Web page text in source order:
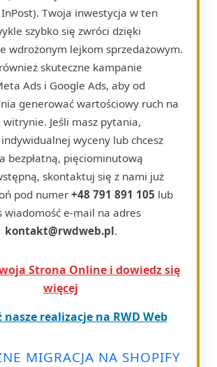
Twoja inwestycja w ten
szybko się zwróci dzięki
wdrożonym lejkom sprzedażowym.
skuteczne kampanie
Ads i Google Ads, aby od
generować wartościowy ruch na
Jeśli masz pytania,
wyceny lub chcesz
bezpłatną, pięciominutową
skontaktuj się z nami już
pod numer +48 791 891 105 lub
wiadomość e-mail na adres
kontakt@rwdweb.pl.
Strona Online i dowiedz się
więcej
nasze realizacje na RWD Web
MIGRACJA NA SHOPIFY